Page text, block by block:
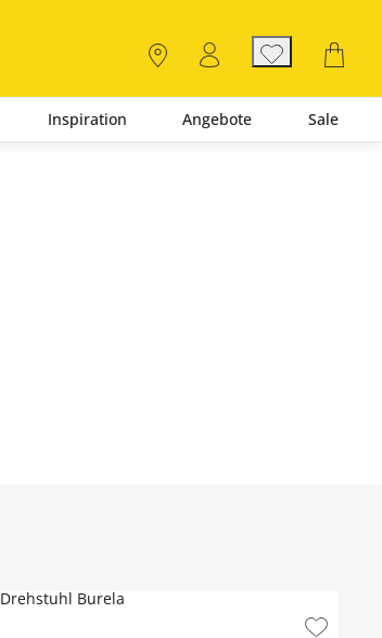
Inspiration Angebote Sale
Drehstuhl Burela